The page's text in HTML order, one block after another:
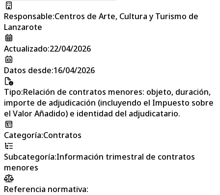
Responsable:Centros de Arte, Cultura y Turismo de
Lanzarote
Actualizado:22/04/2026
Datos desde:16/04/2026
Tipo:Relación de contratos menores: objeto, duración,
importe de adjudicación (incluyendo el Impuesto sobre
el Valor Añadido) e identidad del adjudicatario.
Categoría:Contratos
Subcategoría:Información trimestral de contratos
menores
Referencia normativa: